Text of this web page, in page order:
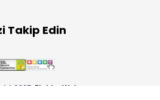
Takip Edin
2025 ElektraWeb